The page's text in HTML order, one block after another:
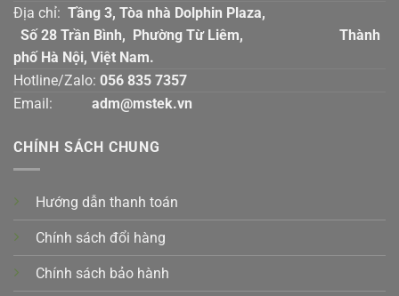
Địa chỉ: Tầng 3, Tòa nhà Dolphin Plaza,
Số 28 Trần Bình, Phường Từ Liêm, Thành
phố Hà Nội, Việt Nam.
Hotline/Zalo: 056 835 7357
Email:
adm@mstek.vn
CHÍNH SÁCH CHUNG
Hướng dẫn thanh toán
Chính sách đổi hàng
Chính sách bảo hành